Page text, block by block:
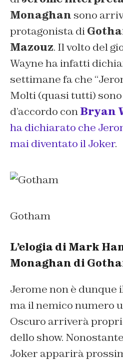
Monaghan sono
protagonista di
Mazouz. Il volto del
Wayne ha infatti
settimane fa che “
Molti (quasi tutti) sono
d’accordo conBryan
ha dichiarato che
mai diventato il Joker.
Gotham
L’elogia di Mark
Monaghan di
Jerome non è dunque
ma il nemico numero
Oscuro arriverà
dello show.
Joker apparirà